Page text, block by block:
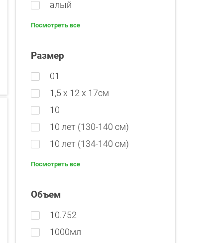
алый
Посмотреть все
Размер
01
1,5 x 12 x 17см
10
10 лет (130-140 см)
10 лет (134-140 см)
Посмотреть все
Объем
10.752
1000мл